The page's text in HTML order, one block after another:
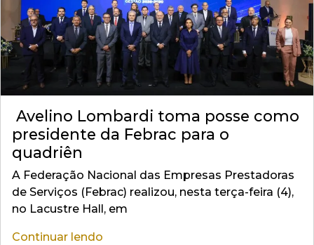
Avelino Lombardi toma posse como
presidente da Febrac para o
quadriên
A Federação Nacional das Empresas Prestadoras
de Serviços (Febrac) realizou, nesta terça-feira (4),
no Lacustre Hall, em
Continuar lendo